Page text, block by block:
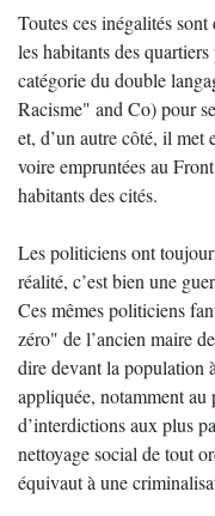
Toutes ces inégalités
les habitants des
catégorie du double
Racisme" and Co) pour
et, d’un autre côté, il met
voire empruntées au
habitants des cités.
Les politiciens ont
réalité, c’est bien une
Ces mêmes politiciens
zéro" de l’ancien maire
dire devant la population
appliquée, notamment
d’interdictions aux plus
nettoyage social de tout
équivaut à une